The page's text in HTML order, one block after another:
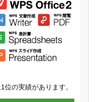
位の実績があります。